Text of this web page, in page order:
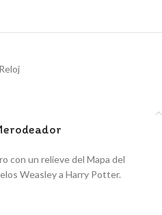
Reloj
con un relieve del Mapa del
Weasley a Harry Potter.